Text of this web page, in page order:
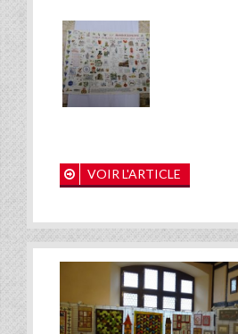
VOIR L'ARTICLE